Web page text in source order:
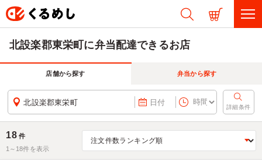
北設楽郡東栄町に弁当配達できるお店
店舗から探す 弁当から探す
北設楽郡東栄町 日付
詳細条件
18 件
1～ 18件を表示